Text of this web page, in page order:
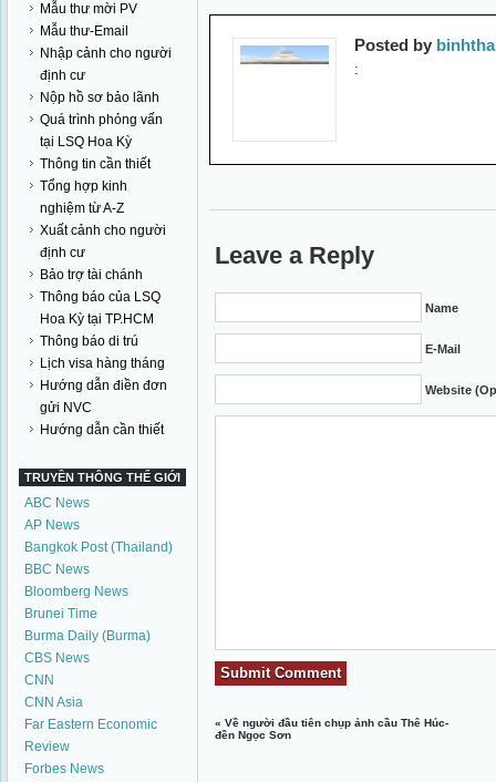
Mẫu thư mời PV
Mẫu thư-Email
Nhập cảnh cho người
định cư
Nộp hồ sơ bảo lãnh
Quá trình phỏng vấn
tại LSQ Hoa Kỳ
Thông tin cần thiết
Tổng hợp kinh
nghiệm từ A-Z
Xuất cảnh cho người
định cư
Bảo trợ tài chánh
Thông báo của LSQ
Hoa Kỳ tại TP.HCM
Thông báo di trú
Lịch visa hàng tháng
Hướng dẫn điền đơn
gửi NVC
Hướng dẫn cần thiết
TRUYỀN THÔNG THẾ GIỚI
ABC News
AP News
Bangkok Post (Thailand)
BBC News
Bloomberg News
Brunei Time
Burma Daily (Burma)
CBS News
CNN
CNN Asia
Far Eastern Economic
Review
Forbes News
Posted by
:
Leave a Reply
Name
E-Mail
Website
«Về người đầu tiên chụp ảnh cầu Thê Húc-
đền Ngọc Sơn